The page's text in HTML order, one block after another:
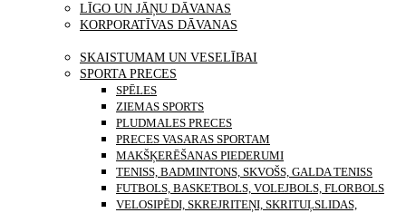
LĪGO UN JĀŅU DĀVANAS
KORPORATĪVAS DĀVANAS
SKAISTUMAM UN VESELĪBAI
SPORTA PRECES
SPĒLES
ZIEMAS SPORTS
PLUDMALES PRECES
PRECES VASARAS SPORTAM
MAKŠĶERĒŠANAS PIEDERUMI
TENISS, BADMINTONS, SKVOŠS, GALDA TENISS
FUTBOLS, BASKETBOLS, VOLEJBOLS, FLORBOLS
VELOSIPĒDI, SKREJRITEŅI, SKRITUĻSLIDAS,